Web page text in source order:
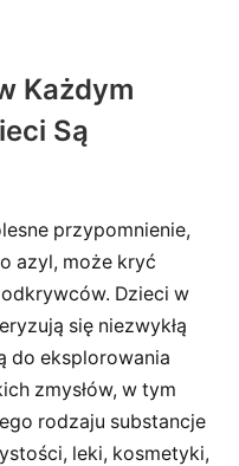
Każdym
Są
przypomnienie,
azyl, może kryć
odkrywców. Dzieci w
się niezwykłą
do eksplorowania
zmysłów, w tym
rodzaju substancje
leki, kosmetyki,